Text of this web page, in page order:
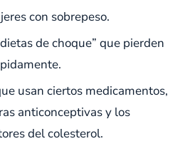
con sobrepeso.
de choque” que pierden
usan ciertos medicamentos,
anticonceptivas y los
del colesterol.